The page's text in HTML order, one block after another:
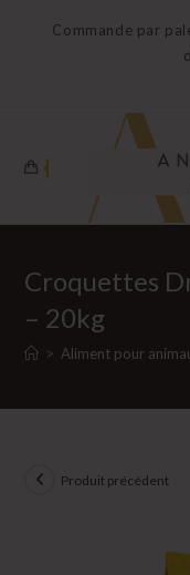
Commande par
Croquettes
– 20kg
> Aliment pour
Produit précédent